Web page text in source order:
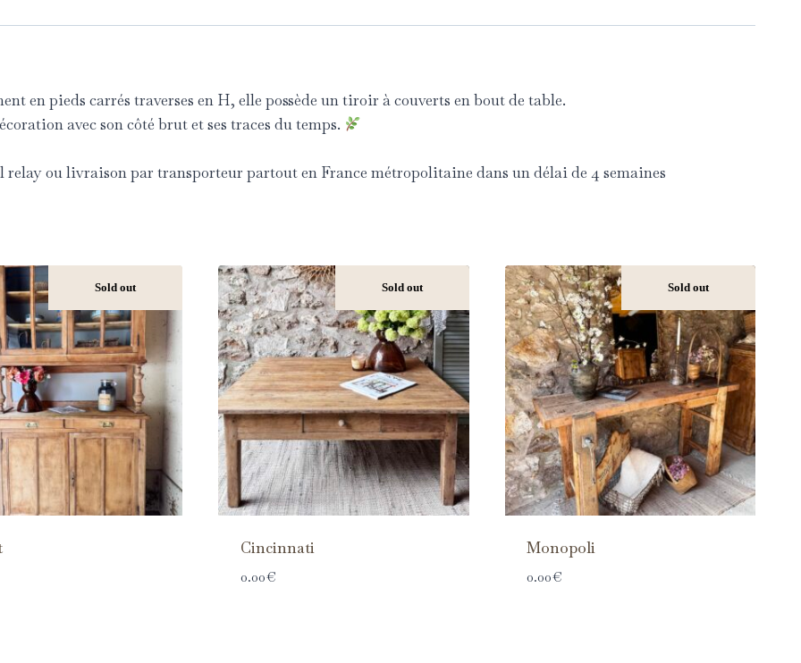
en pieds carrés traverses en H, elle possède un tiroir à couverts en bout de table.
avec son côté brut et ses traces du temps.
ou livraison par transporteur partout en France métropolitaine dans un délai de 4 semaines
Sold out Sold out
Cincinnati
0.00€
Sold out
Monopoli
0.00€